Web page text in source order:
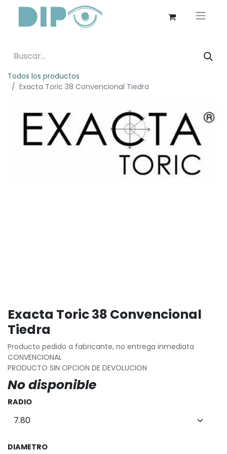
Todos los productos
Exacta Toric 38 Convencional Tiedra
Exacta Toric 38 Convencional
Tiedra
Producto pedido a fabricante, no entrega inmediata
CONVENCIONAL
PRODUCTO SIN OPCION DE DEVOLUCION
No disponible
RADIO
DIAMETRO